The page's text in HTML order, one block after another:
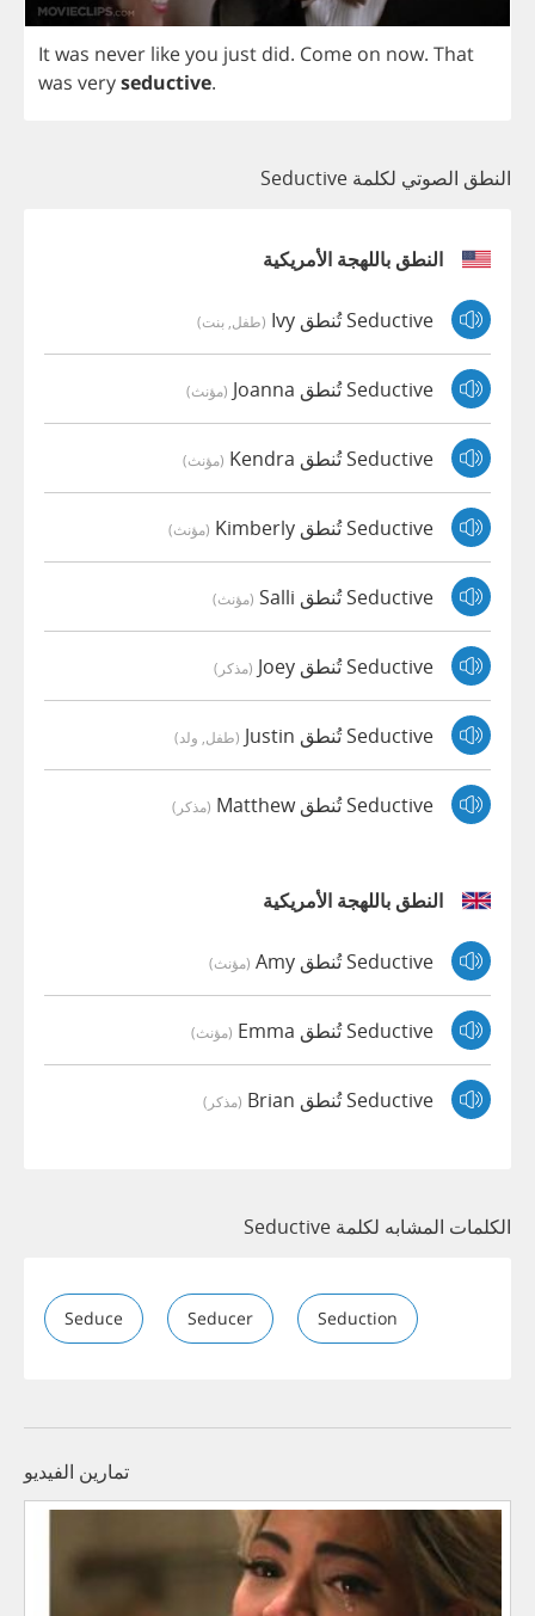
Itwas never likeyou just did. Come on now. That
was veryseductive.
النطق الصوتي لكلمة Seductive
النطق باللهجة الأمريكية
Seductive تُنطق Ivy (طفل, بنت)
Seductive تُنطق Joanna (مؤنث)
Seductive تُنطق Kendra (مؤنث)
Seductive تُنطق Kimberly (مؤنث)
Seductive تُنطق Salli (مؤنث)
Seductive تُنطق Joey (مذكر)
Seductive تُنطق Justin (طفل, ولد)
Seductive تُنطق Matthew (مذكر)
النطق باللهجة الأمريكية
Seductive تُنطق Amy (مؤنث)
Seductive تُنطق Emma (مؤنث)
Seductive تُنطق Brian (مذكر)
الكلمات المشابه لكلمة Seductive
Seduce Seducer Seduction
تمارين الفيديو